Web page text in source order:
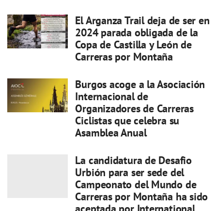
El Arganza Trail deja de ser en
2024 parada obligada de la
Copa de Castilla y León de
Carreras por Montaña
Burgos acoge a la Asociación
Internacional de
Organizadores de Carreras
Ciclistas que celebra su
Asamblea Anual
La candidatura de Desafio
Urbión para ser sede del
Campeonato del Mundo de
Carreras por Montaña ha sido